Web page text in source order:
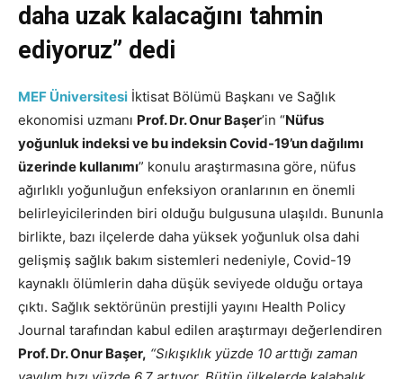
daha uzak kalacağını tahmin
ediyoruz” dedi
MEF Üniversitesi İktisat Bölümü Başkanı ve Sağlık
ekonomisi uzmanı Prof. Dr. Onur Başer’in “Nüfus
yoğunluk indeksi ve bu indeksin Covid-19’un dağılımı
üzerinde kullanımı” konulu araştırmasına göre, nüfus
ağırlıklı yoğunluğun enfeksiyon oranlarının en önemli
belirleyicilerinden biri olduğu bulgusuna ulaşıldı. Bununla
birlikte, bazı ilçelerde daha yüksek yoğunluk olsa dahi
gelişmiş sağlık bakım sistemleri nedeniyle, Covid-19
kaynaklı ölümlerin daha düşük seviyede olduğu ortaya
çıktı. Sağlık sektörünün prestijli yayını Health Policy
Journal tarafından kabul edilen araştırmayı değerlendiren
Prof. Dr. Onur Başer, “Sıkışıklık yüzde 10 arttığı zaman